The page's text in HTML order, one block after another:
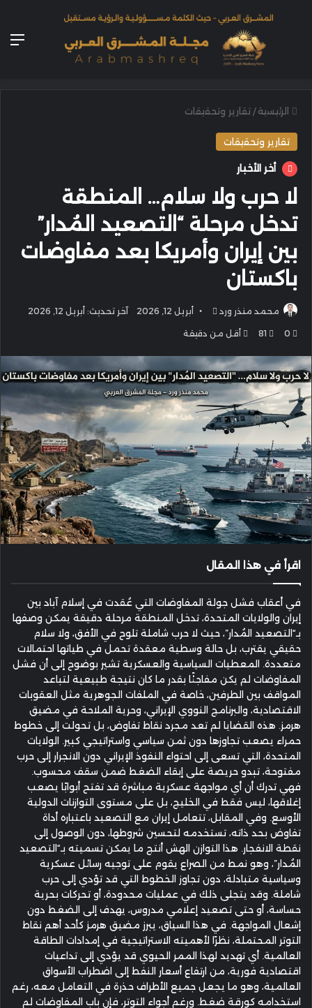
الرئيسية / تقارير وتحقيقات
تقارير وتحقيقات
أخر الأخبار
لا حرب ولا سلام… المنطقة
تدخل مرحلة “التصعيد المُدار”
بين إيران وأمريكا بعد مفاوضات
باكستان
محمد منذر ورد
أرسل أبريل 12, 2026 آخر تحديث: أبريل 12, 2026
0
81 أقل من دقيقة
اقرأ في هذا المقال
في أعقاب فشل جولة المفاوضات التي عُقدت في إسلام آباد بين
إيران والولايات المتحدة، تدخل المنطقة مرحلة دقيقة يمكن وصفها
بـ“التصعيد المُدار”، حيث لا حرب شاملة تلوح في الأفق، ولا سلام
حقيقي يقترب، بل حالة وسطية معقدة تحمل في طياتها احتمالات
متعددة. المعطيات السياسية والعسكرية تشير بوضوح إلى أن فشل
المفاوضات لم يكن مفاجئًا بقدر ما كان نتيجة طبيعية لتباعد
المواقف بين الطرفين، خاصة في الملفات الجوهرية مثل العقوبات
الاقتصادية، والبرنامج النووي الإيراني، وحرية الملاحة في مضيق
هرمز. هذه القضايا لم تعد مجرد نقاط تفاوض، بل تحولت إلى خطوط
حمراء يصعب تجاوزها دون ثمن سياسي واستراتيجي كبير. الولايات
المتحدة، التي تسعى إلى احتواء النفوذ الإيراني دون الانجرار إلى حرب
مفتوحة، تبدو حريصة على إبقاء الضغط ضمن سقف محسوب.
فهي تدرك أن أي مواجهة عسكرية مباشرة قد تفتح أبوابًا يصعب
إغلاقها، ليس فقط في الخليج، بل على مستوى التوازنات الدولية
الأوسع. وفي المقابل، تتعامل إيران مع التصعيد باعتباره أداة
تفاوض بحد ذاته، تستخدمه لتحسين شروطها، دون الوصول إلى
نقطة الانفجار. هذا التوازن الهش أنتج ما يمكن تسميته بـ“التصعيد
المُدار”، وهو نمط من الصراع يقوم على توجيه رسائل عسكرية
وسياسية متبادلة، دون تجاوز الخطوط التي قد تؤدي إلى حرب
شاملة. وقد يتجلى ذلك في عمليات محدودة، أو تحركات بحرية
حساسة، أو حتى تصعيد إعلامي مدروس، يهدف إلى الضغط دون
إشعال المواجهة. في هذا السياق، يبرز مضيق هرمز كأحد أهم نقاط
التوتر المحتملة، نظرًا لأهميته الاستراتيجية في إمدادات الطاقة
العالمية. أي تهديد لهذا الممر الحيوي قد يؤدي إلى تداعيات
اقتصادية فورية، من ارتفاع أسعار النفط إلى اضطراب الأسواق
العالمية، وهو ما يجعل جميع الأطراف حذرة في التعامل معه، رغم
استخدامه كورقة ضغط. ورغم أجواء التوتر، فإن باب المفاوضات لم